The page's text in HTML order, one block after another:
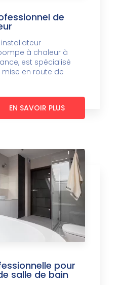
de
installateur
à chaleur à
est spécialisé
en route de
EN SAVOIR PLUS
pour
salle de bain